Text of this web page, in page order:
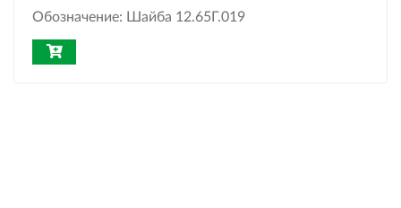
Обозначение: Шайба 12.65Г.019